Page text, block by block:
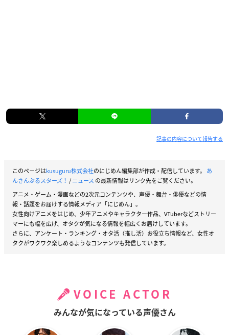
記事の内容について報告する
このページはkusuguru株式会社のにじめん編集部が作成・配信しています。 あ
んさんぶるスターズ！ /ニュース の最新情報はリンク先をご覧ください。
アニメ・ゲーム・漫画などの2次元コンテンツや、声優・舞台・俳優などの情
報・話題をお届けする情報メディア「にじめん」。
女性向けアニメをはじめ、少年アニメやキャラクター作品、VTuberなどストリー
マーにも幅を広げ、オタクが気になる情報を幅広くお届けしています。
さらに、アンケート・ランキング・オタ活（推し活）お役立ち情報など、女性オ
タクがワクワク楽しめるようなコンテンツも発信しています。
VOICE ACTOR
みんなが気になっている声優さん